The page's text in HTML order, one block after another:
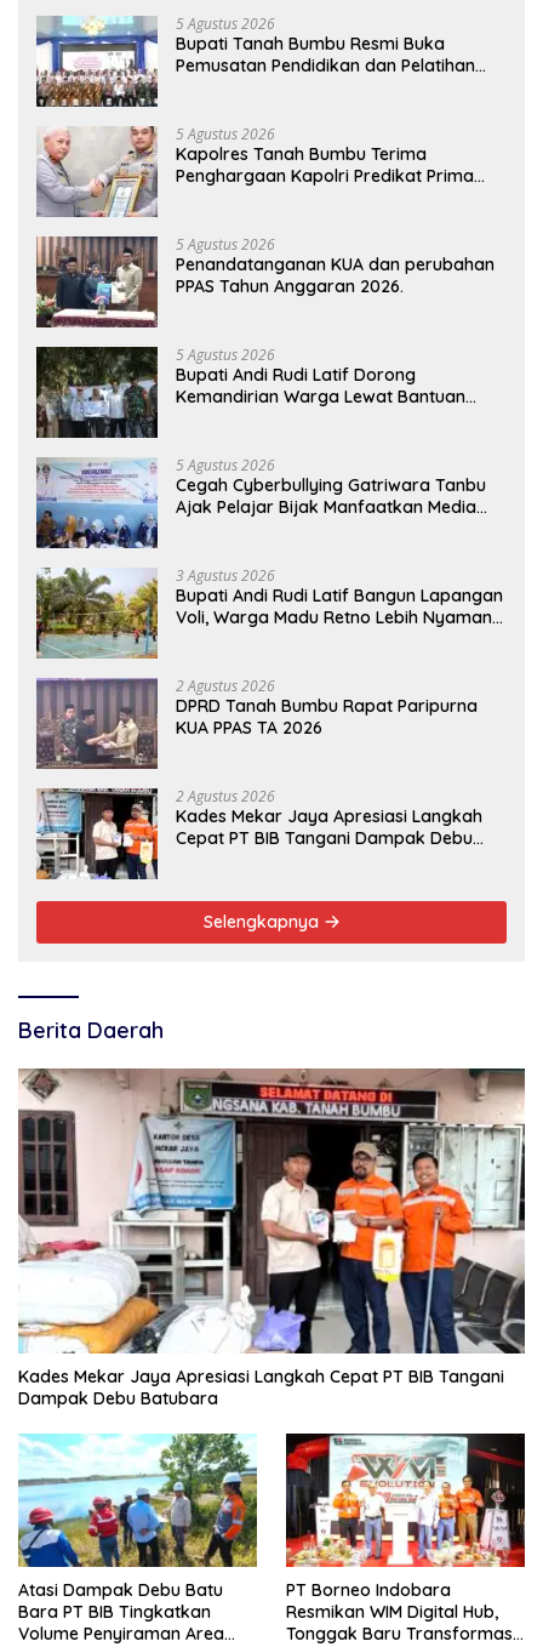
5 Agustus 2026
Bupati Tanah Bumbu Resmi Buka
Pemusatan Pendidikan dan Pelatihan
5 Agustus 2026
Kapolres Tanah Bumbu Terima
Penghargaan Kapolri Predikat Prima
5 Agustus 2026
Penandatanganan KUA dan perubahan
PPAS Tahun Anggaran 2026.
5 Agustus 2026
Bupati Andi Rudi Latif Dorong
Kemandirian Warga Lewat Bantuan
5 Agustus 2026
Cegah Cyberbullying Gatriwara Tanbu
Ajak Pelajar Bijak Manfaatkan Media
3 Agustus 2026
Bupati Andi Rudi Latif Bangun Lapangan
Voli, Warga Madu Retno Lebih Nyaman
2 Agustus 2026
DPRD Tanah Bumbu Rapat Paripurna
KUA PPAS TA 2026
2 Agustus 2026
Kades Mekar Jaya Apresiasi Langkah
Cepat PT BIB Tangani Dampak Debu
Selengkapnya
Berita Daerah
Kades Mekar Jaya Apresiasi Langkah Cepat PT BIB Tangani
Dampak Debu Batubara
Atasi Dampak Debu Batu
Bara PT BIB Tingkatkan
Volume Penyiraman Area
PT Borneo Indobara
Resmikan WIM Digital Hub,
Tonggak Baru Transformasi